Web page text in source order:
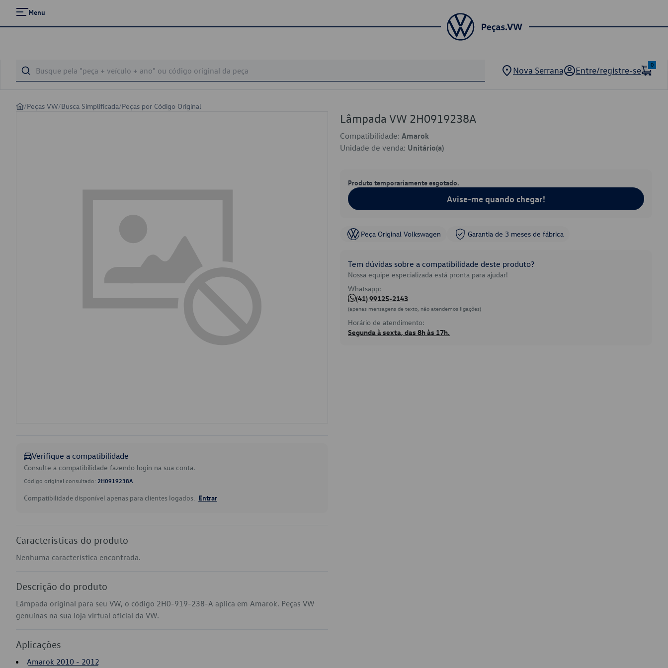
Menu
Nova Serrana Entre/registre-se
0
/Peças VW/Busca Simplificada/Peças por Código Original
Verifique a compatibilidade
Consulte a compatibilidade fazendo login na sua conta.
Código original consultado: 2H0919238A
Compatibilidade disponível apenas para clientes logados. Entrar
Características do produto
Nenhuma característica encontrada.
Descrição do produto
Lâmpada original para seu VW, o código 2H0-919-238-A aplica em Amarok. Peças VW
genuínas na sua loja virtual oficial da VW.
Aplicações
Amarok 2010 - 2012
Lâmpada VW 2H0919238A
Compatibilidade: Amarok
Unidade de venda: Unitário(a)
Produto temporariamente esgotado.
Avise-me quando chegar!
Peça Original Volkswagen Garantia de 3 meses de fábrica
Tem dúvidas sobre a compatibilidade deste produto?
Nossa equipe especializada está pronta para ajudar!
Whatsapp:
(41) 99125-2143
(apenas mensagens de texto, não atendemos ligações)
Horário de atendimento:
Segunda à sexta, das 8h às 17h.